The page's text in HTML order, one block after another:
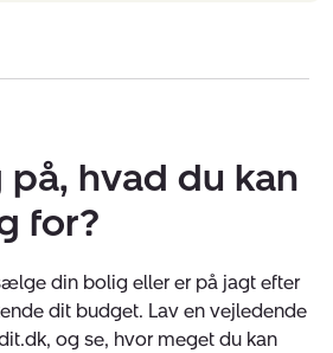
hvad du kan
for?
din bolig eller er på jagt efter
dit budget. Lav en vejledende
og se, hvor meget du kan